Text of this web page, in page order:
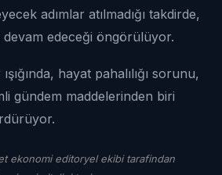
adımlar atılmadığı takdirde,
devam edeceği öngörülüyor.
hayat pahalılığı sorunu,
gündem maddelerinden biri
ekonomi editoryel ekibi tarafindan